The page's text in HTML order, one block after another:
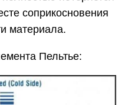
соприкосновения
материала.
Пельтье: